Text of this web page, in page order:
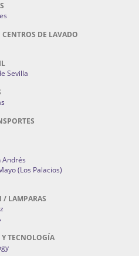
DE LAVADO
Sevilla
Andrés
(Los Palacios)
LAMPARAS
TECNOLOGÍA